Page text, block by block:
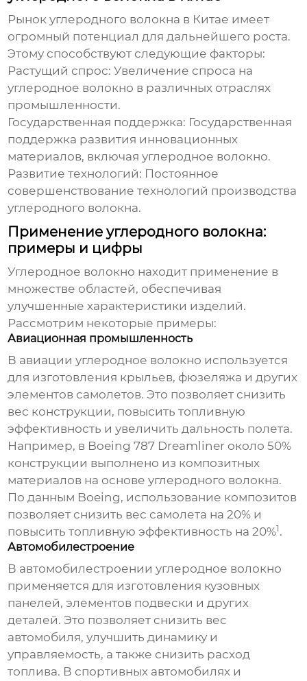
Рынок углеродного волокна в Китае имеет
огромный потенциал для дальнейшего роста.
Этому способствуют следующие факторы:
Растущий спрос: Увеличение спроса на
углеродное волокно в различных отраслях
промышленности.
Государственная поддержка: Государственная
поддержка развития инновационных
материалов, включая углеродное волокно.
Развитие технологий: Постоянное
совершенствование технологий производства
углеродного волокна.
Применение углеродного волокна:
примеры и цифры
Углеродное волокно находит применение в
множестве областей, обеспечивая
улучшенные характеристики изделий.
Рассмотрим некоторые примеры:
Авиационная промышленность
В авиации углеродное волокно используется
для изготовления крыльев, фюзеляжа и других
элементов самолетов. Это позволяет снизить
вес конструкции, повысить топливную
эффективность и увеличить дальность полета.
Например, в Boeing 787 Dreamliner около 50%
конструкции выполнено из композитных
материалов на основе углеродного волокна.
По данным Boeing, использование композитов
позволяет снизить вес самолета на 20% и
повысить топливную эффективность на 20%1 .
Автомобилестроение
В автомобилестроении углеродное волокно
применяется для изготовления кузовных
панелей, элементов подвески и других
деталей. Это позволяет снизить вес
автомобиля, улучшить динамику и
управляемость, а также снизить расход
топлива. В спортивных автомобилях и